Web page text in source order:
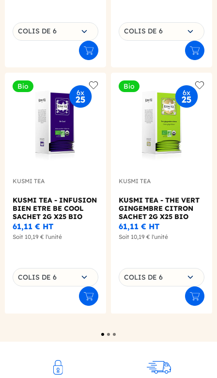
Choisissez une déclinaison
COLIS DE 6
Ajouter au panier
Choisissez une déclinaison
COLIS DE 6
Bio
Add to wishlist
KUSMI TEA
KUSMI TEA - INFUSION
BIEN ETRE BE COOL
SACHET 2G X25 BIO
61,11 € HT
Soit 10,19 € l'unité
Choisissez une déclinaison
COLIS DE 6
Ajouter au panier
Bio
Add
KUSMI TEA
KUSMI TEA - THE VERT
GINGEMBRE CITRON
SACHET 2G X25 BIO
61,11 € HT
Soit 10,19 € l'unité
Choisissez une déclinaison
COLIS DE 6